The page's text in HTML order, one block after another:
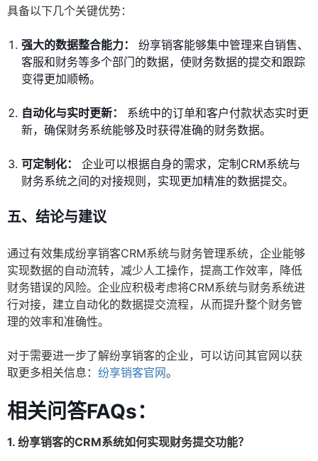
具备以下几个关键优势：
强大的数据整合能力：
纷享销客能够集中管理来自销售、
客服和财务等多个部门的数据，使财务数据的提交和跟踪
变得更加顺畅。
自动化与实时更新：
系统中的订单和客户付款状态实时更
新，确保财务系统能够及时获得准确的财务数据。
可定制化：
企业可以根据自身的需求，定制CRM系统与
财务系统之间的对接规则，实现更加精准的数据提交。
五、结论与建议
通过有效集成纷享销客CRM系统与财务管理系统，企业能够
实现数据的自动流转，减少人工操作，提高工作效率，降低
财务错误的风险。企业应积极考虑将CRM系统与财务系统进
行对接，建立自动化的数据提交流程，从而提升整个财务管
理的效率和准确性。
对于需要进一步了解纷享销客的企业，可以访问其官网以获
取更多相关信息： 纷享销客官网。
相关问答FAQs：
1. 纷享销客的CRM系统如何实现财务提交功能？